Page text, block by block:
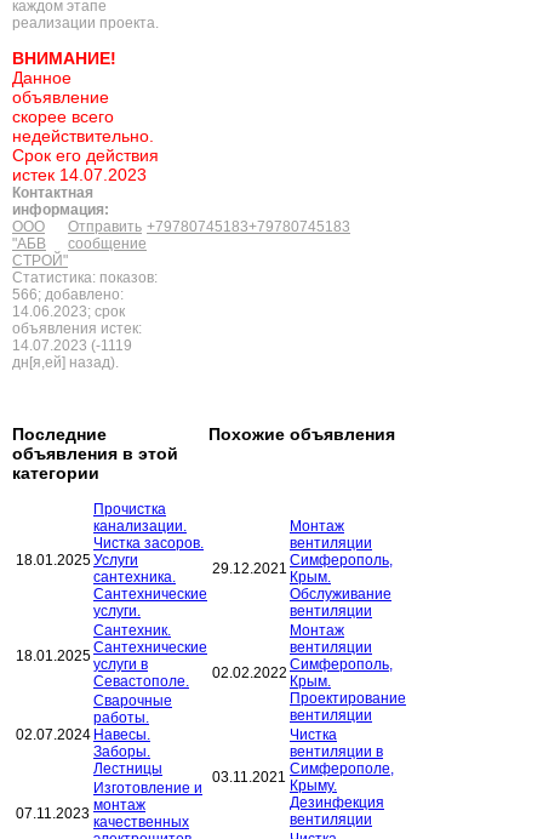
каждом этапе
реализации проекта.
ВНИМАНИЕ!
Данное
объявление
скорее всего
недействительно.
Срок его действия
истек 14.07.2023
Контактная
информация:
ООО
"АБВ
СТРОЙ"
Отправить
сообщение
+79780745183+79780745183
Статистика: показов:
566; добавлено:
14.06.2023; срок
объявления истек:
14.07.2023 (-1119
дн[я,ей] назад).
Последние
объявления в этой
категории
Похожие объявления
18.01.2025
Прочистка
канализации.
Чистка засоров.
Услуги
сантехника.
Сантехнические
услуги.
18.01.2025
Сантехник.
Сантехнические
услуги в
Севастополе.
02.07.2024
Сварочные
работы.
Навесы.
Заборы.
Лестницы
07.11.2023
Изготовление и
монтаж
качественных
29.12.2021
Монтаж
вентиляции
Симферополь,
Крым.
Обслуживание
вентиляции
02.02.2022
Монтаж
вентиляции
Симферополь,
Крым.
Проектирование
вентиляции
03.11.2021
Чистка
вентиляции в
Симферополе,
Крыму.
Дезинфекция
вентиляции